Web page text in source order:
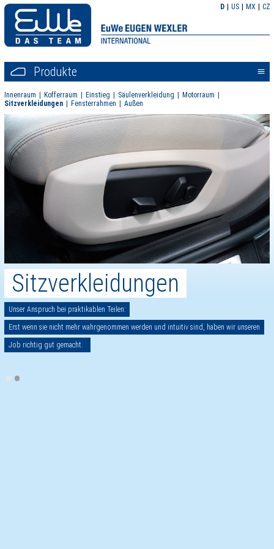
D US MX CZ
Produkte <<
Innenraum Kofferraum Einstieg Säulenverkleidung
Motorraum
Sitzverkleidungen
Fensterrahmen Außen
Sitzverkleidungen
Unser Anspruch bei praktikablen Teilen:
Erst wenn sie nicht mehr wahrgenommen werden und intuitiv sind, haben wir unseren
Job richtig gut gemacht.
••